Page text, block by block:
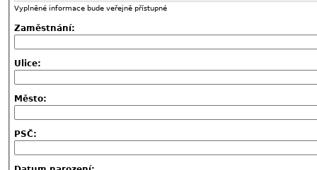
Vyplněné informace bude veřejně přístupné
Zaměstnání:
Ulice:
Město:
PSČ: